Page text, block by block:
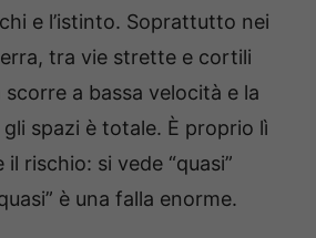
e l’istinto. Soprattutto nei
tra vie strette e cortili
a bassa velocità e la
spazi è totale. È proprio lì
rischio: si vede “quasi”
è una falla enorme.